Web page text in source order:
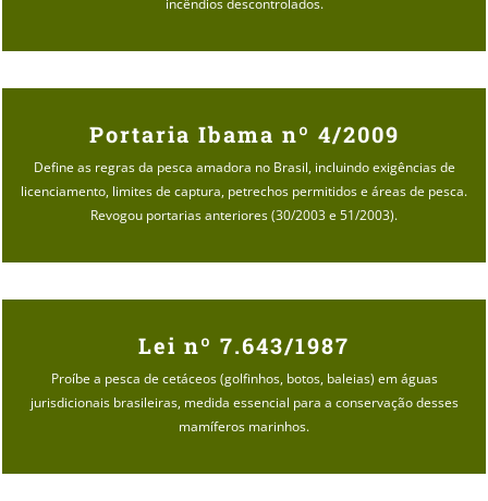
incêndios descontrolados.
Portaria Ibama nº 4/2009
Define as regras da pesca amadora no Brasil, incluindo exigências de
licenciamento, limites de captura, petrechos permitidos e áreas de pesca.
Revogou portarias anteriores (30/2003 e 51/2003).
Lei nº 7.643/1987
Proíbe a pesca de cetáceos (golfinhos, botos, baleias) em águas
jurisdicionais brasileiras, medida essencial para a conservação desses
mamíferos marinhos.